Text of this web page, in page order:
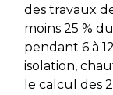
des travaux
moins 25 %
pendant 6 à
isolation,
le calcul des